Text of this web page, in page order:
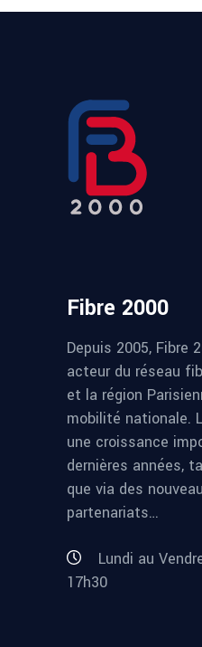
Fibre 2000
Depuis 2005, Fibre
acteur du réseau
et la région
mobilité nationale.
une croissance
dernières années,
que via des
partenariats…
Lundi au
17h30